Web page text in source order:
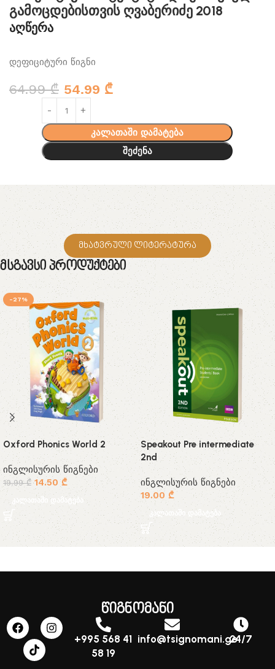
გამოცდებისთვის ღვაბერიძე 2018
აღწერა
დეფიციტური წიგნი
64.99₾ 54.99 ₾
კალათაში დამატება
შეძენა
მხატვრული ლიტერატურა
Მსგავსი Პროდუქტები
-27%
Oxford Phonics World 2
ინგლისურის წიგნები
19.99₾ 14.50₾
კალათაში დამატება
Speakout Pre intermediate
2nd
ინგლისურის წიგნები
19.00 ₾
კალათაში დამატება
წიგნომანი
+995 568 41
58 19
info@tsignomani.ge24/7